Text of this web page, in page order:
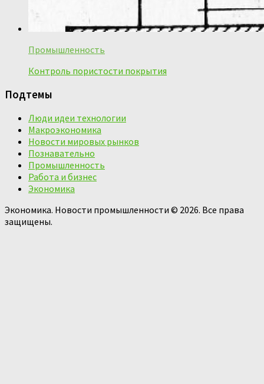
Промышленность
Контроль пористости покрытия
Подтемы
Люди идеи технологии
Макроэкономика
Новости мировых рынков
Познавательно
Промышленность
Работа и бизнес
Экономика
Экономика. Новости промышленности © 2026. Все права
защищены.